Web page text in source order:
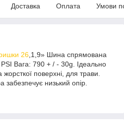
Доставка Оплата Умови
26 ,1,9» Шина спрямована
Вага: 790 + / - 30g. Ідеально
жорсткої поверхні, для трави.
забезпечує низький опір.